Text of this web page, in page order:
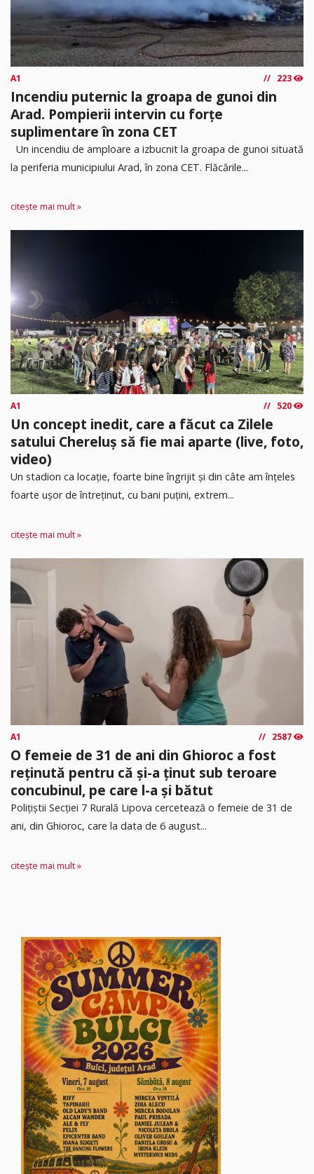
A1 223
Incendiu puternic la groapa de gunoi din
Arad. Pompierii intervin cu forțe
suplimentare în zona CET
Un incendiu de amploare a izbucnit la groapa de gunoi situată
la periferia municipiului Arad, în zona CET. Flăcările...
citește mai mult »
A1 520
Un concept inedit, care a făcut ca Zilele
satului Chereluș să fie mai aparte (live, foto,
video)
Un stadion ca locație, foarte bine îngrijit și din câte am înțeles
foarte ușor de întreținut, cu bani puțini, extrem...
citește mai mult »
A1 2587
O femeie de 31 de ani din Ghioroc a fost
reținută pentru că și-a ținut sub teroare
concubinul, pe care l-a și bătut
​Polițiștii Secției 7 Rurală Lipova cercetează o femeie de 31 de
ani, din Ghioroc, care la data de 6 august...
citește mai mult »